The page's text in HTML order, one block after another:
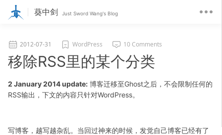
葵中剑 Just Sword Wang's Blog
2012-07-31 WordPress 10 Comments
移除RSS里的某个分类
2 January 2014 update: 博客迁移至Ghost之后，不会限制任何的
RSS输出，下文的内容只针对WordPress。
写博客，越写越杂乱。当回过神来的时候，发觉自己博客已经有了